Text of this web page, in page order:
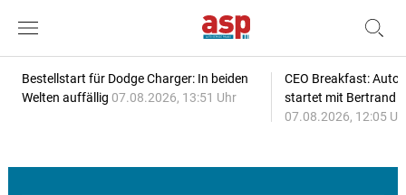
Bestellstart für Dodge Charger: In beiden
Welten auffällig 07.08.2026, 13:51 Uhr
CEO Breakfast:
startet mit Bertrand
07.08.2026, 12:05